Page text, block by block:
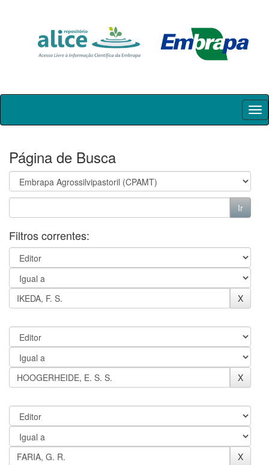
Skip
Página de Busca
Filtros correntes: